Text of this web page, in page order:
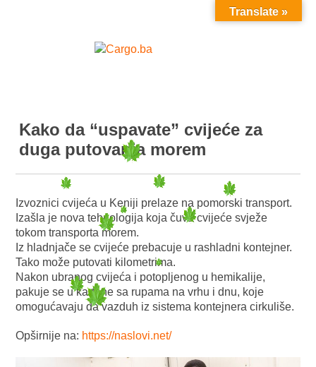
MENU
Kako da “uspavate” cvijeće za
duga putovanja morem
Izvoznici cvijeća u Keniji prelaze na pomorski transport.
Izašla je nova tehnologija koja čuva cvijeće svježe
tokom transporta morem.
Iz hladnjače se cvijeće prebacuje u rashladni kontejner.
Tako može putovati kilometrima.
Nakon ubranog cvijeća i potopljenog u hemikalije,
pakuje se u kartone sa rupama na vrhu i dnu, koje
omogućavaju da vazduh iz sistema kontejnera cirkuliše.
Opširnije na: https://naslovi.net/
Translate »